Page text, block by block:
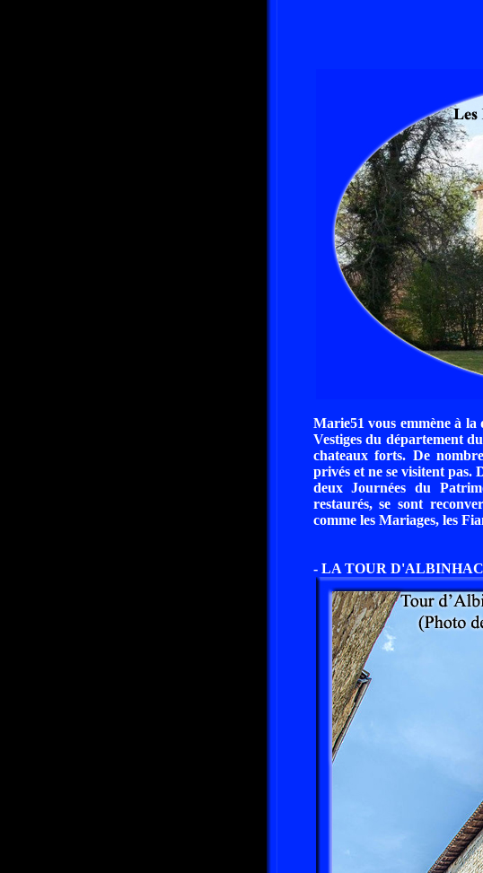
Marie51 vous emmène à
Vestiges du département
chateaux forts. De
privés et ne se visitent pas.
deux Journées du
restaurés, se sont
comme les Mariages, les
- LA TOUR D'ALBINHAC